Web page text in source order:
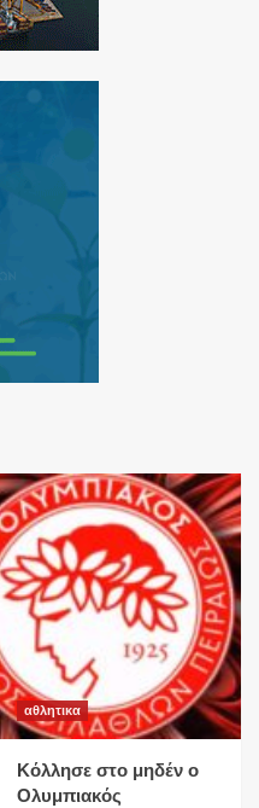
αθλητικα
Κόλλησε στο μηδέν ο
Ολυμπιακός